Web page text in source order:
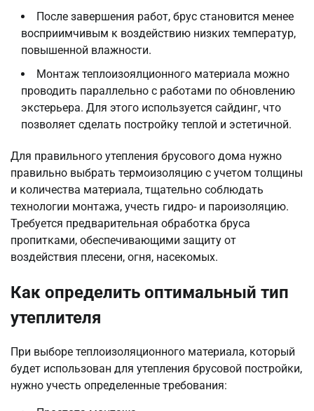
После завершения работ, брус становится менее
восприимчивым к воздействию низких температур,
повышенной влажности.
Монтаж теплоизоялционного материала можно
проводить параллельно с работами по обновлению
экстерьера. Для этого используется сайдинг, что
позволяет сделать постройку теплой и эстетичной.
Для правильного утепления брусового дома нужно
правильно выбрать термоизоляцию с учетом толщины
и количества материала, тщательно соблюдать
технологии монтажа, учесть гидро- и пароизоляцию.
Требуется предварительная обработка бруса
пропитками, обеспечивающими защиту от
воздействия плесени, огня, насекомых.
Как определить оптимальный тип
утеплителя
При выборе теплоизоляционного материала, который
будет использован для утепления брусовой постройки,
нужно учесть определенные требования: